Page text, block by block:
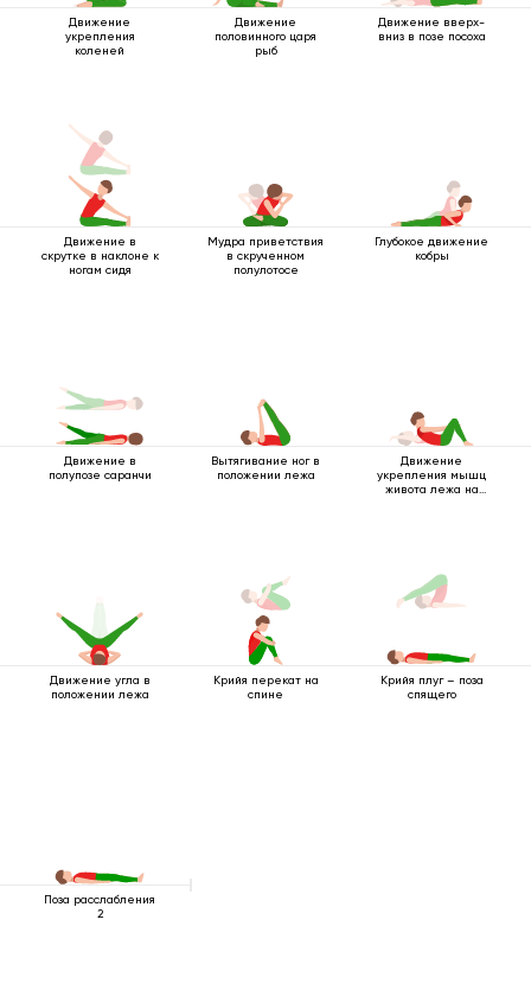
Движение
укрепления
коленей
Движение
половинного царя
рыб
Движение вверх-
вниз в позе посоха
Движение в
скрутке в наклоне к
ногам сидя
Мудра приветствия
в скрученном
полулотосе
Глубокое движение
кобры
Движение в
полупозе саранчи
Вытягивание ног в
положении лежа
Движение
укрепления мышц
живота лежа на
Движение угла в
положении лежа
Крийя перекат на
спине
Крийя плуг – поза
спящего
Поза расслабления
2